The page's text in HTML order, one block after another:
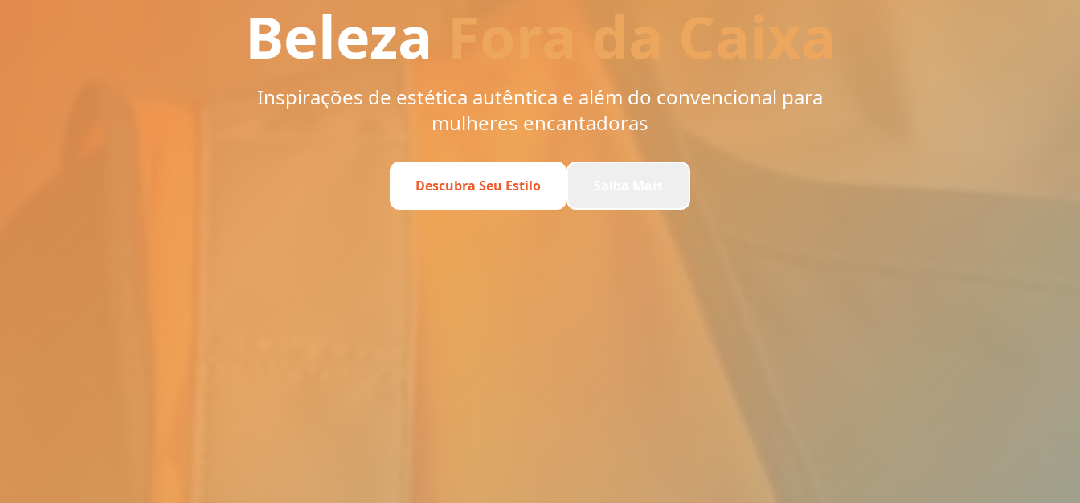
Beleza Fora da Caixa
Inspirações de estética autêntica e além do convencional para
mulheres encantadoras
Descubra Seu Estilo